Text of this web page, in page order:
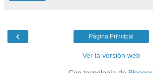
‹ Página Principal
Ver la versión web